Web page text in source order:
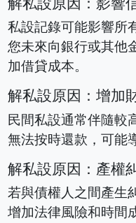
私設記錄可能影響所
您未來向銀行或其他
加借貸成本。
解私設原因：增加
民間私設通常伴隨較
無法按時還款，可能
解私設原因：產權
若與債權人之間產生
增加法律風險和時間